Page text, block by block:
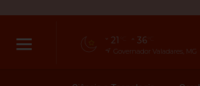
21 36
Governador Valadares, MG